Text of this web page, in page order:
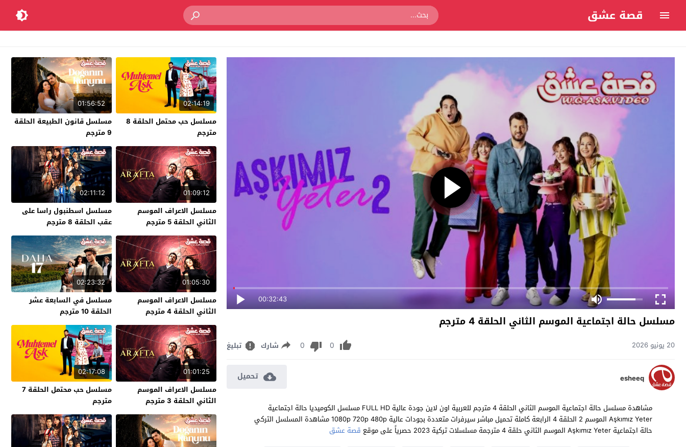
قصة عشق
00:32:43
مسلسل حالة اجتماعية الموسم الثاني الحلقة 4 مترجم
20 يونيو 2026 0
0 شارك تبليغ
esheeq تحميل
مشاهدة مسلسل حالة اجتماعية الموسم الثاني الحلقة 4 مترجم للعربية اون لاين جودة عالية FULL HD مسلسل الكوميديا حالة اجتماعية
Aşkımız Yeter الموسم 2 الحلقة 4 الرابعة كاملة تحميل مباشر سيرفرات متعددة بجودات عالية 1080p 720p 480p مشاهدة المسلسل التركي
حالة اجتماعية Aşkımız Yeter الموسم الثاني حلقة 4 مترجمة مسلسلات تركية 2023 حصرياً على موقع
قصة عشق
02:14:19
مسلسل حب محتمل الحلقة 8
مترجم
01:56:52
مسلسل قانون الطبيعة الحلقة
9 مترجم
01:09:12
مسلسل الاعراف الموسم
الثاني الحلقة 5 مترجم
02:11:12
مسلسل اسطنبول راسا على
عقب الحلقة 8 مترجم
01:05:30
مسلسل الاعراف الموسم
الثاني الحلقة 4 مترجم
02:23:32
مسلسل في السابعة عشر
الحلقة 10 مترجم
01:01:25
مسلسل الاعراف الموسم
الثاني الحلقة 3 مترجم
02:17:08
مسلسل حب محتمل الحلقة 7
مترجم